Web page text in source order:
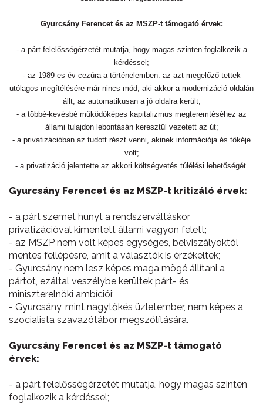
Gyurcsány Ferencet és az MSZP-t támogató érvek:
- a párt felelősségérzetét mutatja, hogy magas szinten foglalkozik a
kérdéssel;
- az 1989-es év cezúra a történelemben: az azt megelőző tettek
utólagos megítélésére már nincs mód, aki akkor a modernizáció oldalán
állt, az automatikusan a jó oldalra került;
- a többé-kevésbé működőképes kapitalizmus megteremtéséhez az
állami tulajdon lebontásán keresztül vezetett az út;
- a privatizációban az tudott részt venni, akinek információja és tőkéje
volt;
- a privatizáció jelentette az akkori költségvetés túlélési lehetőségét.
Gyurcsány Ferencet és az MSZP-t kritizáló érvek:
- a párt szemet hunyt a rendszerváltáskor
privatizációval kimentett állami vagyon felett;
- az MSZP nem volt képes egységes, belviszályoktól
mentes fellépésre, amit a választók is érzékeltek;
- Gyurcsány nem lesz képes maga mögé állítani a
pártot, ezáltal veszélybe kerültek párt- és
miniszterelnöki ambíciói;
- Gyurcsány, mint nagytőkés üzletember, nem képes a
szocialista szavazótábor megszólítására.
Gyurcsány Ferencet és az MSZP-t támogató
érvek:
- a párt felelősségérzetét mutatja, hogy magas szinten
foglalkozik a kérdéssel;